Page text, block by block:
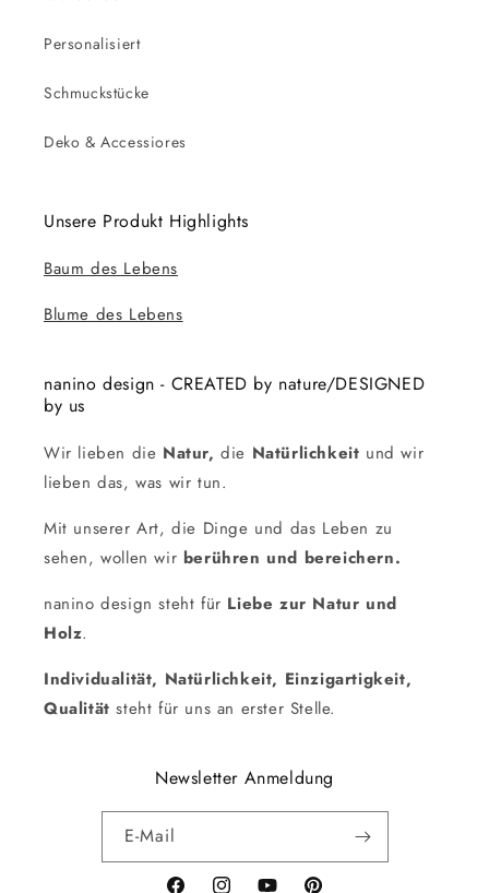
Personalisiert
Schmuckstücke
Deko & Accessiores
Unsere Produkt Highlights
Baum des Lebens
Blume des Lebens
nanino design - CREATED by nature/DESIGNED
by us
Wir lieben die Natur, die Natürlichkeit und wir
lieben das, was wir tun.
Mit unserer Art, die Dinge und das Leben zu
sehen, wollen wir berühren und bereichern.
nanino design steht für Liebe zur Natur und
Holz.
Individualität, Natürlichkeit, Einzigartigkeit,
Qualität steht für uns an erster Stelle.
Newsletter Anmeldung
E-Mail